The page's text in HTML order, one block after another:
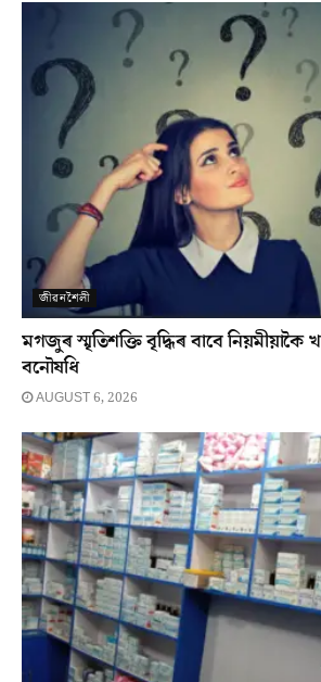
জীৱনশৈলী
মগজুৰ স্মৃতিশক্তি বৃদ্ধিৰ বাবে নিয়মীয়াকৈ
বনৌষধি
AUGUST 6, 2026